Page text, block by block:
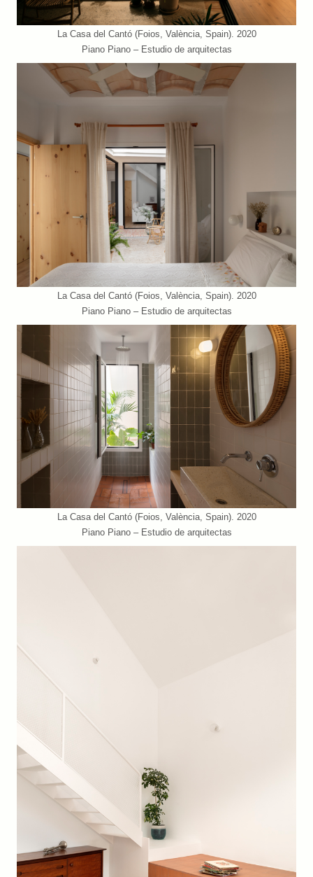
La Casa del Cantó (Foios, València, Spain). 2020
Piano Piano – Estudio de arquitectas
La Casa del Cantó (Foios, València, Spain). 2020
Piano Piano – Estudio de arquitectas
La Casa del Cantó (Foios, València, Spain). 2020
Piano Piano – Estudio de arquitectas